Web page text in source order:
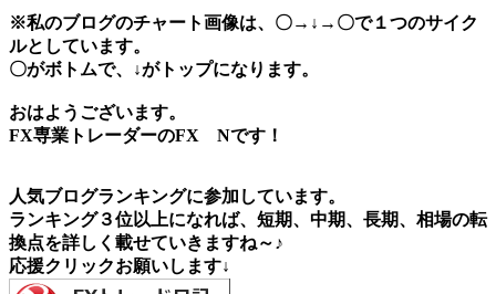
※私のブログのチャート画像は、〇→↓→〇で１つのサイク
ルとしています。
〇がボトムで、↓がトップになります。
おはようございます。
FX専業トレーダーのFX Nです！
人気ブログランキングに参加しています。
ランキング３位以上になれば、短期、中期、長期、相場の転
換点を詳しく載せていきますね～♪
応援クリックお願いします↓